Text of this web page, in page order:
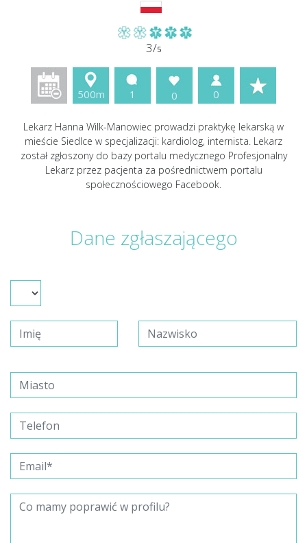
3/5
500m 1 0 0
Lekarz Hanna Wilk-Manowiec prowadzi praktykę lekarską w
mieście Siedlce w specjalizacji: kardiolog, internista. Lekarz
został zgłoszony do bazy portalu medycznego Profesjonalny
Lekarz przez pacjenta za pośrednictwem portalu
społecznościowego Facebook.
Dane zgłaszającego